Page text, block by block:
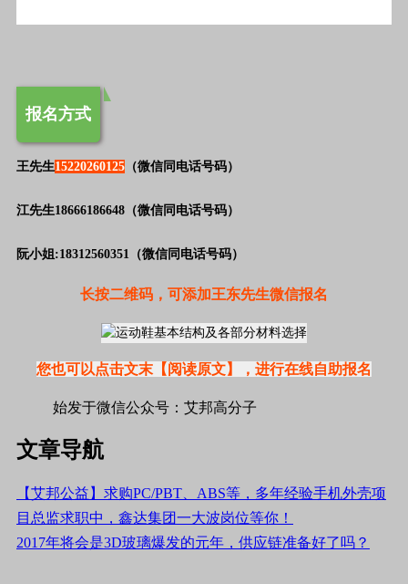
报名方式
王先生15220260125 （微信同电话号码）
江先生18666186648（微信同电话号码）
阮小姐:18312560351（微信同电话号码）
长按二维码，可添加王东先生微信报名
您也可以点击文末【阅读原文】，进行在线自助报名
始发于微信公众号：艾邦高分子
文章导航
【艾邦公益】求购PC/PBT、ABS等，多年经验手机外壳项
目总监求职中，鑫达集团一大波岗位等你！
2017年将会是3D玻璃爆发的元年，供应链准备好了吗？